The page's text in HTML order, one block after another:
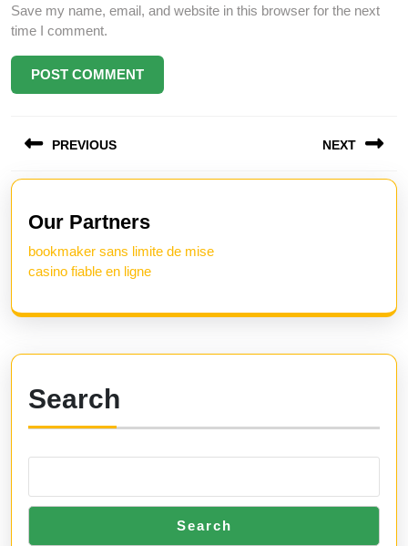
Save my name, email, and website in this browser for the next
time I comment.
navigation
PREVIOUS
Previous
post:
NEXT
Our Partners
bookmaker sans limite de mise
casino fiable en ligne
Search
Search